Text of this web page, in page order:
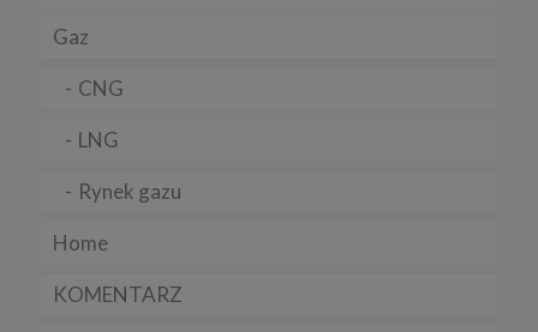
Gaz
CNG
LNG
Rynek gazu
Home
KOMENTARZ